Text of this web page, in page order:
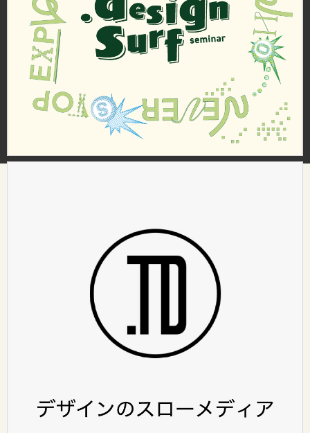
（design surf onlineについて）
レポート
インタビュー